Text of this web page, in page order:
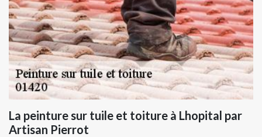
La peinture sur tuile et toiture à Lhopital par
Artisan Pierrot